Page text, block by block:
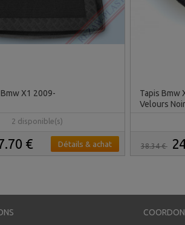
X1 2009-
2 disponible(s)
€ Détails & achat
Tapis Bmw
Velours Noir
38.34 €